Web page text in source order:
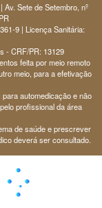
Sete de Setembro, nº
9 | Licença Sanitária:
- CRF/PR: 13129
feita por meio remoto
meio, para a efetivação
automedicação e não
profissional da área
de saúde e prescrever
deverá ser consultado.